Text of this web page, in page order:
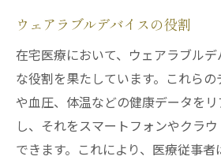
スマートフォンアプリを活用
代表的な在宅医療アプリの
アプリによる健康管理のメ
患者のフィードバックと
医療データの共有と分析
ウェアラブルデバイスの役割
在宅医療において、ウェアラブル
な役割を果たしています。これら
や血圧、体温などの健康データを
し、それをスマートフォンやクラ
できます。これにより、医療従事